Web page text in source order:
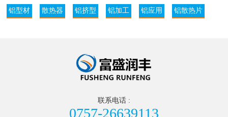
铝型材 散热器 铝挤型 铝加工 铝应用 铝散热片
联系电话 :
0757-26639113